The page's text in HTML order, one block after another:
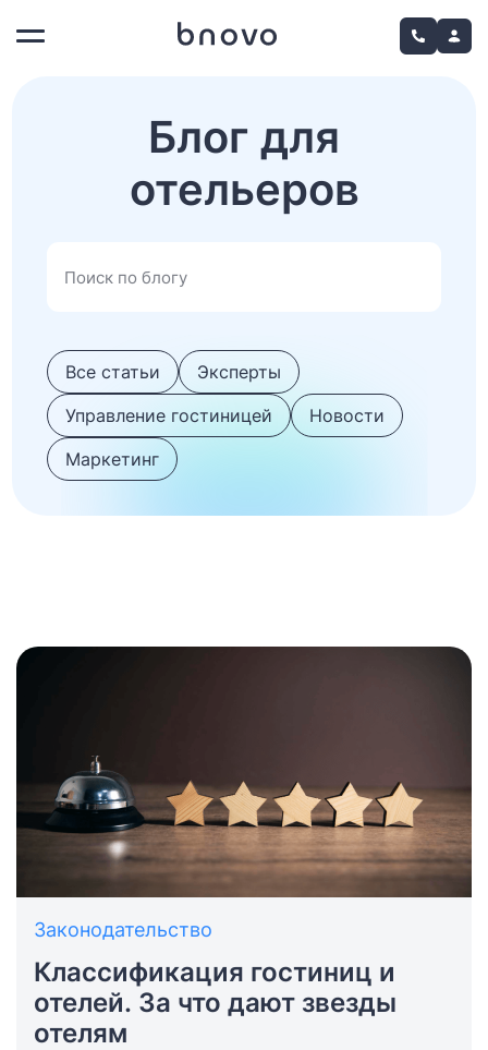
Блог для
отельеров
Все статьи
Эксперты
Управление гостиницей
Новости
Маркетинг
Законодательство
Классификация гостиниц и
отелей. За что дают звезды
отелям